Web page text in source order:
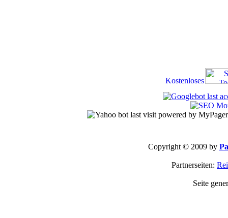
Copyright © 2009 by
Partnerseiten:
Seite